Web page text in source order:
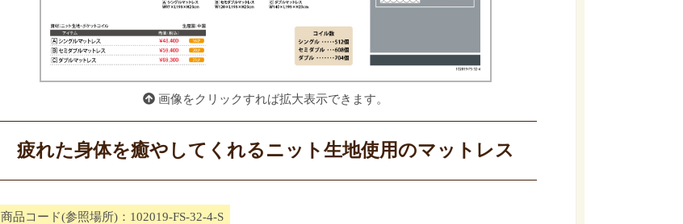
画像をクリックすれば拡大表示できます。
疲れた身体を癒やしてくれるニット生地使用のマットレス
商品コード(参照場所)：102019-FS-32-4-S